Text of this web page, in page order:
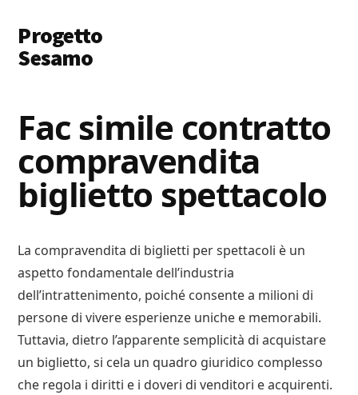
main
content
primary
sidebar
menu
Progetto
Sesamo
Porte
Soldi
e
Lavoro
Fac simile contratto
compravendita
biglietto spettacolo
La compravendita di biglietti per spettacoli è un
aspetto fondamentale dell’industria
dell’intrattenimento, poiché consente a milioni di
persone di vivere esperienze uniche e memorabili.
Tuttavia, dietro l’apparente semplicità di acquistare
un biglietto, si cela un quadro giuridico complesso
che regola i diritti e i doveri di venditori e acquirenti.